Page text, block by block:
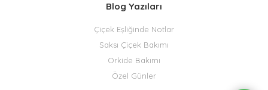
Blog Yazıları
Çiçek Eşliğinde Notlar
Saksı Çiçek Bakımı
Orkide Bakımı
Özel Günler